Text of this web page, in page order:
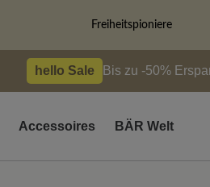
Freiheitspioniere
hello Sale Bis zu -50%
Accessoires BÄR Welt